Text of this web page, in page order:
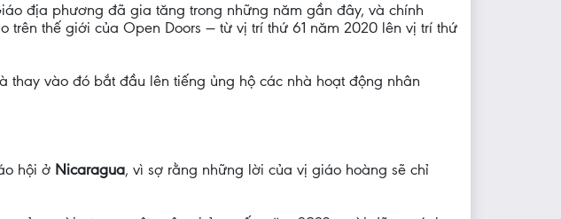
địa phương đã gia tăng trong những năm gần đây, và chính
thế giới của Open Doors — từ vị trí thứ 61 năm 2020 lên vị trí thứ
thay vào đó bắt đầu lên tiếng ủng hộ các nhà hoạt động nhân
hội ở Nicaragua, vì sợ rằng những lời của vị giáo hoàng sẽ chỉ